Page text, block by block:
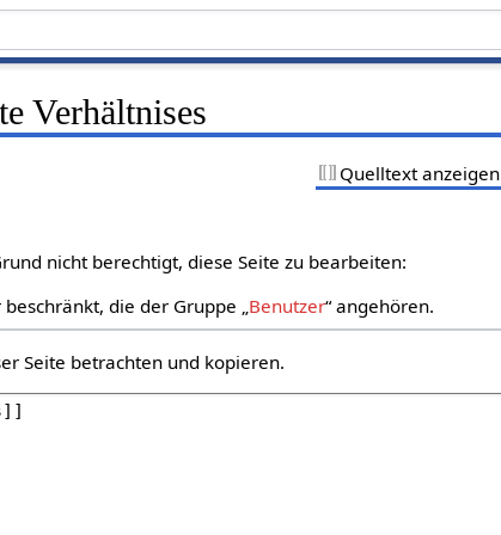
Verhältnises
Quelltext anzeigen
nicht berechtigt, diese Seite zu bearbeiten:
die der Gruppe „Benutzer“ angehören.
Seite betrachten und kopieren.